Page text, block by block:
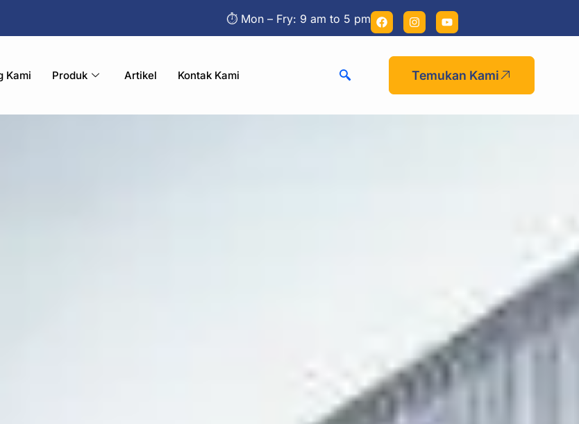
⏱︎ Mon – Fry: 9 am to 5 pm
Kami Produk Artikel Kontak Kami Temukan Kami